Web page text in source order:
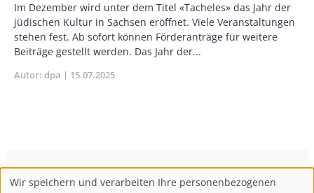
Body
Im Dezember wird unter dem Titel «Tacheles» das Jahr der
jüdischen Kultur in Sachsen eröffnet. Viele Veranstaltungen
stehen fest. Ab sofort können Förderanträge für weitere
Beiträge gestellt werden. Das Jahr der...
Autor dpa Publikationsdatum
15.07.2025
ConBrio Kulturmedienhaus AGB
Datenschutz
Wir speichern und verarbeiten Ihre personenbezogenen